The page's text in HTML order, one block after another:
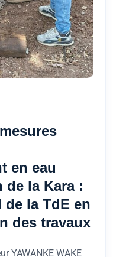
en eau
de la Kara :
de la TdE en
des travaux
YAWANKE WAKE